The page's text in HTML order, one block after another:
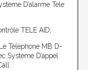
D’alarme Tele
TELE AID;
Téléphone MB D-
Système D’appel
: